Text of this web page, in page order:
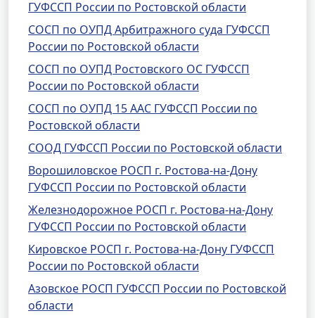
ГУФССП России по Ростовской области
СОСП по ОУПД Арбитражного суда ГУФССП
России по Ростовской области
СОСП по ОУПД Ростовского ОС ГУФССП
России по Ростовской области
СОСП по ОУПД 15 ААС ГУФССП России по
Ростовской области
СООД ГУФССП России по Ростовской области
Ворошиловское РОСП г. Ростова-на-Дону
ГУФССП России по Ростовской области
Железнодорожное РОСП г. Ростова-на-Дону
ГУФССП России по Ростовской области
Кировское РОСП г. Ростова-на-Дону ГУФССП
России по Ростовской области
Азовское РОСП ГУФССП России по Ростовской
области